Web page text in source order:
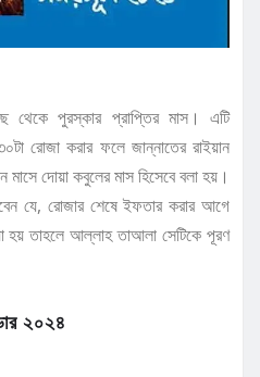
থেকে পুরস্কার প্রাপ্তির মাস। এটি
রোজা করার ফলে জান্নাতের রাইয়ান
দোয়া কবুলের মাস হিসেবে বলা হয়।
যে, রোজার শেষে ইফতার করার আগে
হয় তাহলে আল্লাহ তাআলা সেটিকে পূরণ
২০২৪